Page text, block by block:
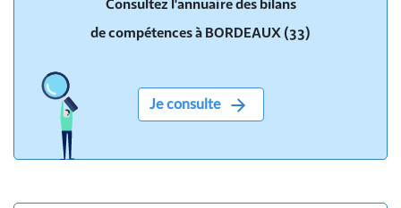
Consultez l'annuaire des bilans
de compétences à BORDEAUX (33)
Je consulte